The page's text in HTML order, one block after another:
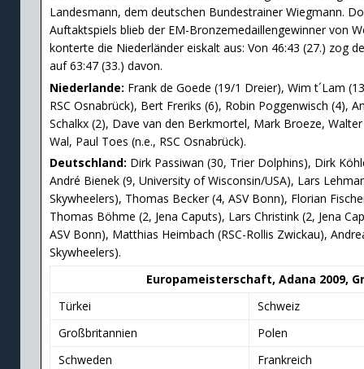
Landesmann, dem deutschen Bundestrainer Wiegmann.
Auftaktspiels blieb der EM-Bronzemedaillengewinner von
konterte die Niederländer eiskalt aus: Von 46:43 (27.) zog
auf 63:47 (33.) davon.
Niederlande: Frank de Goede (19/1 Dreier), Wim t´Lam
RSC Osnabrück), Bert Freriks (6), Robin Poggenwisch (4),
Schalkx (2), Dave van den Berkmortel, Mark Broeze,
Wal, Paul Toes (n.e., RSC Osnabrück).
Deutschland: Dirk Passiwan (30, Trier Dolphins), Dirk
André Bienek (9, University of Wisconsin/USA), Lars
Skywheelers), Thomas Becker (4, ASV Bonn), Florian
Thomas Böhme (2, Jena Caputs), Lars Christink (2, Jena
ASV Bonn), Matthias Heimbach (RSC-Rollis Zwickau),
Skywheelers).
Europameisterschaft, Adana 2009,
Türkei
Schweiz
Großbritannien
Polen
Schweden
Frankreich